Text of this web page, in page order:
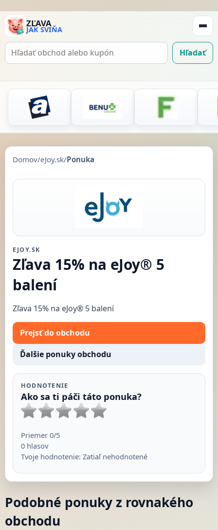
ZĽAVA
JAK SVIŇA
Hľadať
Hľadať
Domov/eJoy.sk/Ponuka
EJOY.SK
Zľava 15% na eJoy® 5
balení
Zľava 15% na eJoy® 5 balení
Prejsť do obchodu
Ďalšie ponuky obchodu
HODNOTENIE
Ako sa ti páči táto ponuka?
Priemer 0/5
0hlasov
Tvoje hodnotenie: Zatiaľ nehodnotené
Podobné ponuky z rovnakého
obchodu